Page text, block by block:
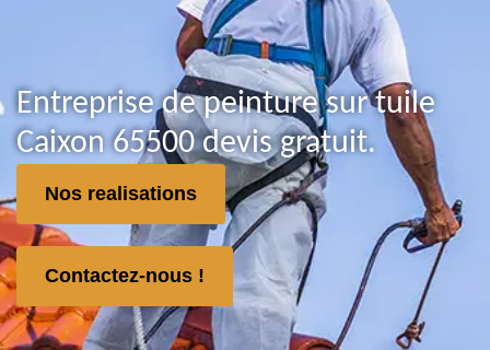
Entreprise de peinture sur tuile
Caixon 65500 devis gratuit.
Nos realisations
Contactez-nous !